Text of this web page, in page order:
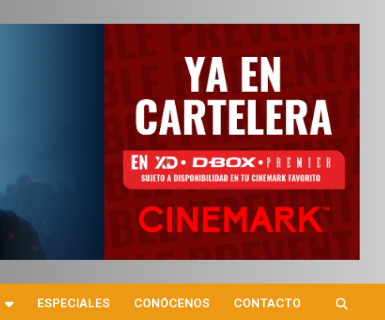
ESPECIALES CONÓCENOS CONTACTO